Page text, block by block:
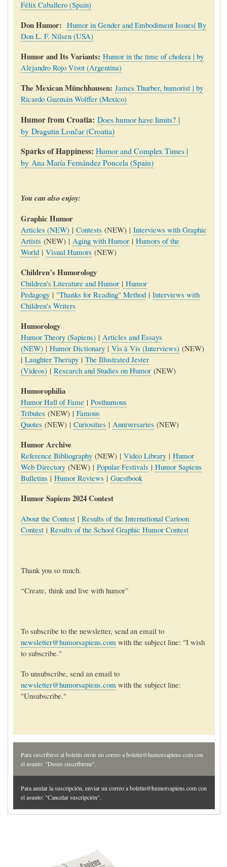
Félix Caballero (Spain)
Don Humor: Humor in Gender and Embodiment Issues| By
Don L. F. Nilsen (USA)
Humor and Its Variants: Humor in the time of cholera | by
Alejandro Rojo Vivot (Argentina)
The Mexican Münchhausen: James Thurber, humorist | by
Ricardo Guzmán Wolffer (Mexico)
Humor from Croatia: Does humor have limits? |
by Dragutin Lončar (Croatia)
Sparks of Happiness: Humor and Complex Times |
by Ana María Fernández Poncela (Spain)
You can also enjoy:
Graphic Humor
Articles (NEW) | Contests(NEW) | Interviews with Graphic
Artists(NEW) | Aging with Humor| Humors of the
World| Visual Humors(NEW)
Children’s Humorology
Children's Literature and Humor| Humor
Pedagogy| "Thanks for Reading" Method| Interviews with
Children's Writers
Humorology
Humor Theory (Sapiens)| Articles and Essays
(NEW) | Humor Dictionary| Vis à Vis (Interviews)(NEW)
| Laughter Therapy| The Illustrated Jester
(Videos)| Research and Studies on Humor(NEW)
Humorophilia
Humor Hall of Fame| Posthumous
Tributes(NEW) | Famous
Quotes(NEW) | Curiosities| Anniversaries(NEW)
Humor Archive
Reference Bibliography(NEW) | Video Library| Humor
Web Directory(NEW) | Popular Festivals| Humor Sapiens
Bulletins| Humor Reviews| Guestbook
Humor Sapiens 2024 Contest
About the Contest| Results of the International Cartoon
Contest| Results of the School Graphic Humor Contest
Thank you so much.
“Create, think and live with humor”
To subscribe to the newsletter, send an email to
newsletter@humorsapiens.comwith the subject line: "I wish
to subscribe."
To unsubscribe, send an email to
newsletter@humorsapiens.comwith the subject line:
"Unsubscribe."
Para suscribirse al boletín envíe un correo a boletin@humorsapiens.com con
el asunto: "Deseo suscribirme".
Para anular la suscripción, enviar un correo a boletin@humorsapiens.com con
el asunto: "Cancelar suscripción".